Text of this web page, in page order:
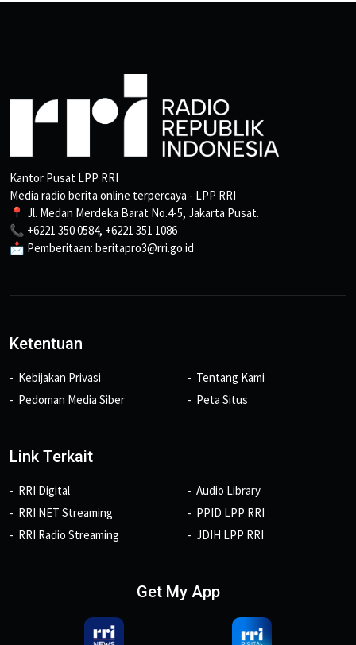
Kantor Pusat LPP RRI
Media radio berita online terpercaya - LPP RRI
📍 Jl. Medan Merdeka Barat No.4-5, Jakarta Pusat.
📞 +6221 350 0584, +6221 351 1086
📩 Pemberitaan: beritapro3@rri.go.id
Ketentuan
Kebijakan Privasi
Pedoman Media Siber
Tentang Kami
Peta Situs
Link Terkait
RRI Digital
RRI NET Streaming
RRI Radio Streaming
Audio Library
PPID LPP RRI
JDIH LPP RRI
Get My App